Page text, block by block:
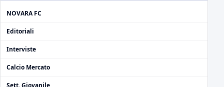
NOVARA FC
Editoriali
Interviste
Calcio Mercato
Sett. Giovanile